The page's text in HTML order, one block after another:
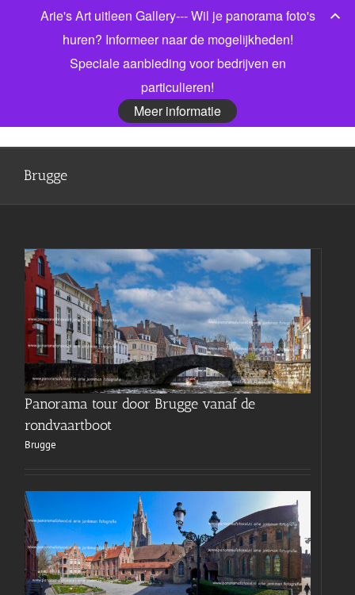
Bel gerust voor meer informatie! 06 53913303 |
Facebook
X LinkedIn
Brugge
Panorama tour door Brugge vanaf de
rondvaartboot
Brugge
Arie's Art uitleen Gallery--- Wil je panorama foto's
huren? Informeer naar de mogelijkheden!
Speciale aanbieding voor bedrijven en
particulieren!
Meer informatie